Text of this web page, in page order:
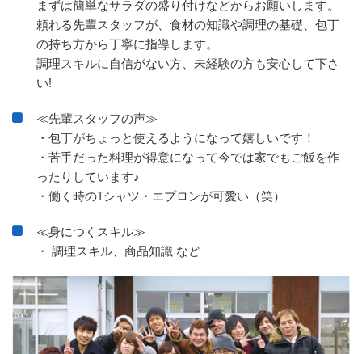
まずは簡単なサラダの盛り付けなどからお願いします。
頼れる先輩スタッフが、食材の知識や調理の基礎、包丁
の持ち方から丁寧に指導します。
調理スキルに自信がない方、未経験の方も安心して下さ
い!
≪先輩スタッフの声≫
・包丁がちょっと使えるようになって嬉しいです！
・苦手だった料理が得意になって今では家でもご飯を作
ったりしています♪
・働く時のTシャツ・エプロンが可愛い（笑）
≪身につくスキル≫
・ 調理スキル、商品知識 など